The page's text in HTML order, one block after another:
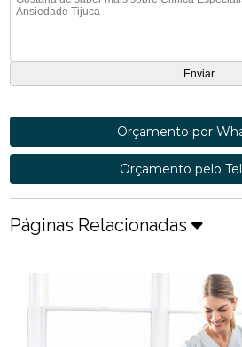
Orçamento por
Orçamento pelo
Páginas Relacionadas